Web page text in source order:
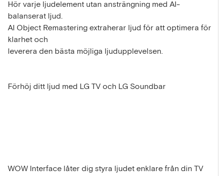
Hör varje ljudelement utan ansträngning med AI-
balanserat ljud.
AI Object Remastering extraherar ljud för att optimera för
klarhet och
leverera den bästa möjliga ljudupplevelsen.
Förhöj ditt ljud med LG TV och LG Soundbar
WOW Interface låter dig styra ljudet enklare från din TV